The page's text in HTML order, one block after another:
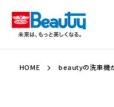
HOME beautyの洗車機